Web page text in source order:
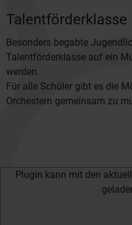
Talentförderklasse
Besonders begabte
Talentförderklasse auf ein
werden.
Für alle Schüler gibt es die
Orchestern gemeinsam zu
Plugin kann mit den